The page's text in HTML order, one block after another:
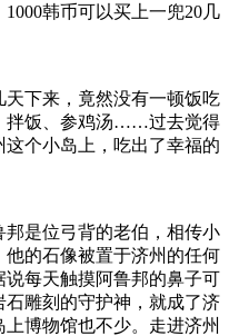
韩币可以买上一兜20几
下来，竟然没有一顿饭吃
拌饭、参鸡汤……过去觉得
个小岛上，吃出了幸福的
邦是位弓背的老伯，相传小
的石像被置于济州的任何
每天触摸阿鲁邦的鼻子可
石雕刻的守护神，就成了济
博物馆也不少。走进济州